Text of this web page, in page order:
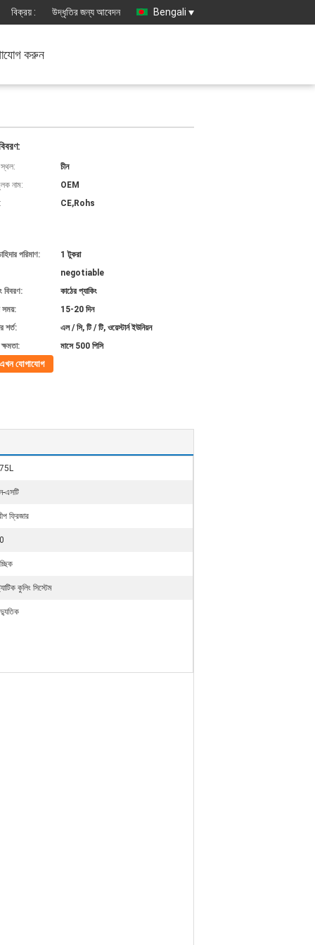
বিক্রয় : উদ্ধৃতির জন্য আবেদন Bengali
করুন
চীন
নাম:
OEM
CE,Rohs
পরিমাণ:
1 টুকরা
negotiable
বিবরণ:
কাঠের প্যাকিং
সময়:
15-20 দিন
শর্ত:
এল / সি, টি / টি, ওয়েস্টার্ন ইউনিয়ন
মাসে 500 পিসি
এখন যোগাযোগ
এসটি
ফ্রিজার
কুলিং সিস্টেম